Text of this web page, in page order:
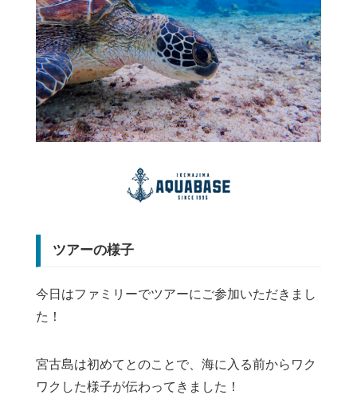
ツアーの様子
今日はファミリーでツアーにご参加いただきまし
た！
宮古島は初めてとのことで、海に入る前からワク
ワクした様子が伝わってきました！